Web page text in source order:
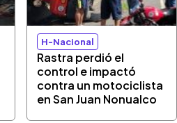
H-Nacional
Rastra perdió el
control e impactó
contra un motociclista
en San Juan Nonualco